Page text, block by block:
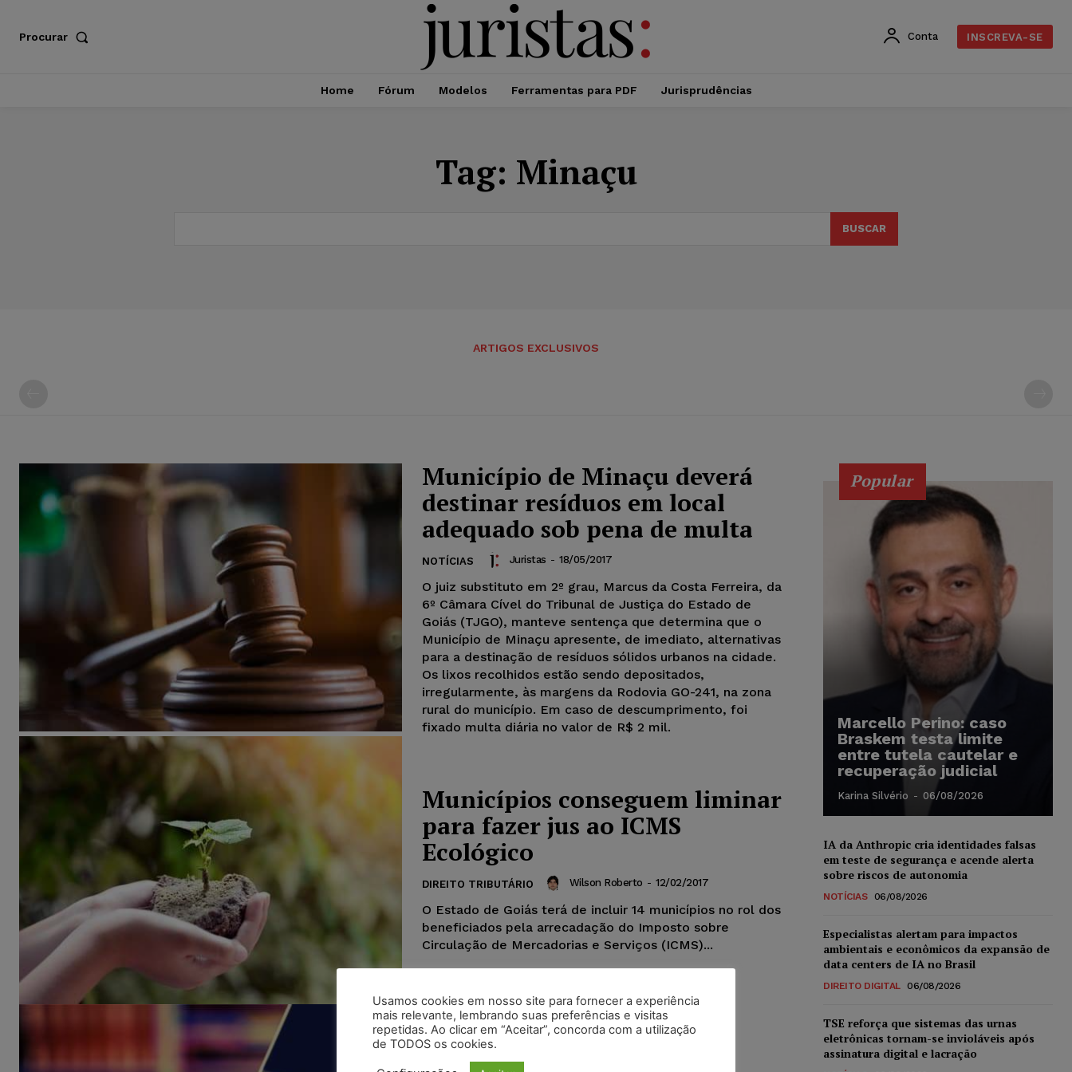
Procurar Conta INSCREVA-SE
Home Fórum Modelos Ferramentas para PDF Jurisprudências
Tag: Minaçu
BUSCAR
ARTIGOS EXCLUSIVOS
Município de Minaçu deverá
destinar resíduos em local
adequado sob pena de multa
NOTÍCIAS Juristas - 18/05/2017
O juiz substituto em 2º grau, Marcus da Costa Ferreira, da
6º Câmara Cível do Tribunal de Justiça do Estado de
Goiás (TJGO), manteve sentença que determina que o
Município de Minaçu apresente, de imediato, alternativas
para a destinação de resíduos sólidos urbanos na cidade.
Os lixos recolhidos estão sendo depositados,
irregularmente, às margens da Rodovia GO-241, na zona
rural do município. Em caso de descumprimento, foi
fixado multa diária no valor de R$ 2 mil.
Municípios conseguem liminar
para fazer jus ao ICMS
Ecológico
DIREITO TRIBUTÁRIO Wilson Roberto - 12/02/2017
O Estado de Goiás terá de incluir 14 municípios no rol dos
beneficiados pela arrecadação do Imposto sobre
Circulação de Mercadorias e Serviços (ICMS)...
Popular
Marcello Perino: caso
Braskem testa limite
entre tutela cautelar e
recuperação judicial
Karina Silvério - 06/08/2026
IA da Anthropic cria identidades falsas
em teste de segurança e acende alerta
sobre riscos de autonomia
NOTÍCIAS 06/08/2026
Especialistas alertam para impactos
ambientais e econômicos da expansão de
data centers de IA no Brasil
DIREITO DIGITAL 06/08/2026
TSE reforça que sistemas das urnas
eletrônicas tornam-se invioláveis após
assinatura digital e lacração
Usamos cookies em nosso site para fornecer a experiência
mais relevante, lembrando suas preferências e visitas
repetidas. Ao clicar em “Aceitar”, concorda com a utilização
de TODOS os cookies.